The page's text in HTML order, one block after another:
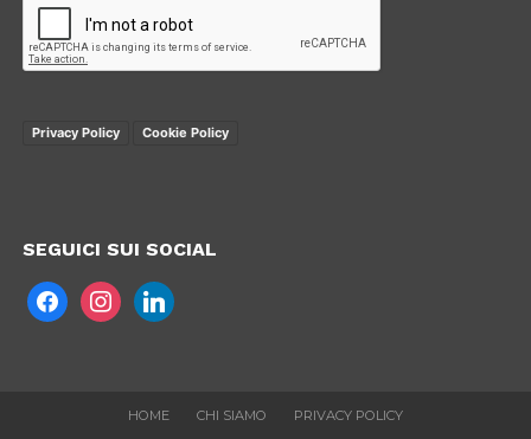
Privacy Policy Cookie Policy
SEGUICI SUI SOCIAL
HOME CHI SIAMO PRIVACY POLICY